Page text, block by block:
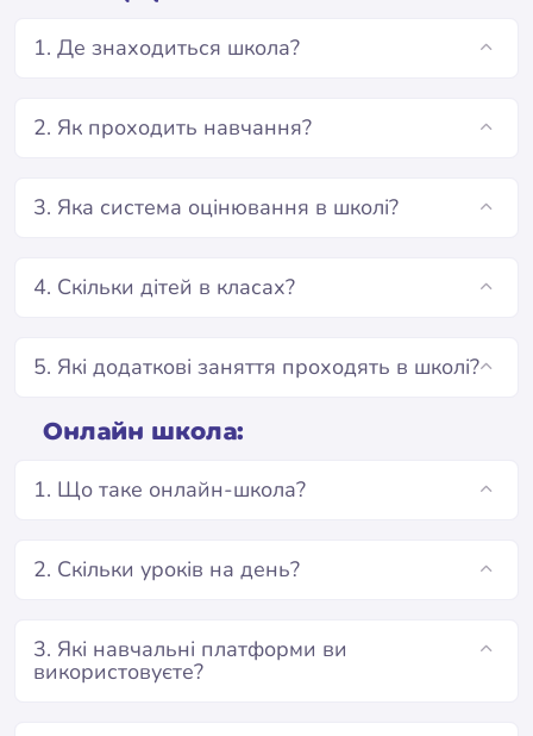
1. Де знаходиться школа?
2. Як проходить навчання?
3. Яка система оцінювання в школі?
4. Скільки дітей в класах?
5. Які додаткові заняття проходять в школі?
Онлайн школа:
1. Що таке онлайн-школа?
2. Скільки уроків на день?
3. Які навчальні платформи ви
використовуєте?